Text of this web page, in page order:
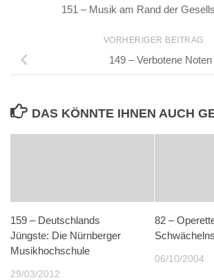
151 – Musik am Rand der
VORHERIGER BEITRAG
149 – Verbotene Noten
DAS KÖNNTE IHNEN AUCH
159 – Deutschlands
Jüngste: Die Nürnberger
Musikhochschule
29/03/2012
82 –
06/10/2004